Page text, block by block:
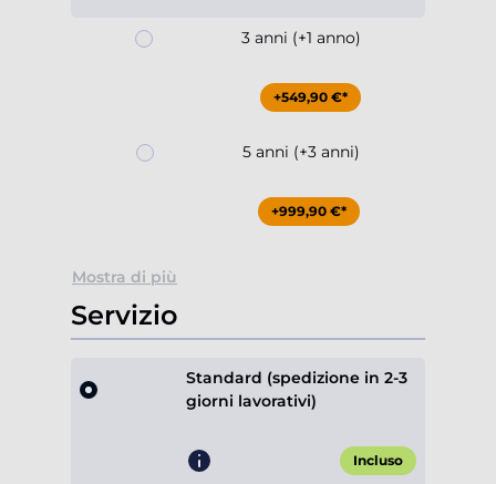
3 anni (+1 anno)
+549,90 €*
5 anni (+3 anni)
+999,90 €*
Mostra di più
Servizio
Standard (spedizione in 2-3
giorni lavorativi)
Incluso